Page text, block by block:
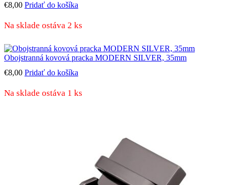
€8,00 Pridať do košíka
Na sklade ostáva 2 ks
Obojstranná kovová pracka MODERN SILVER, 35mm
€8,00 Pridať do košíka
Na sklade ostáva 1 ks